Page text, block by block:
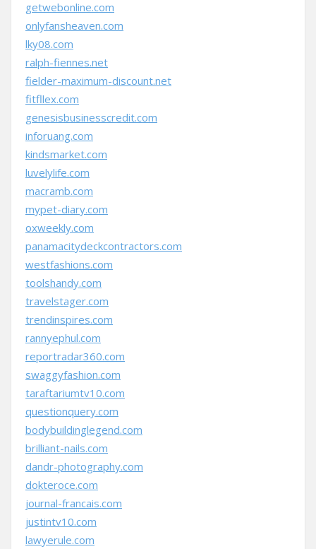
getwebonline.com
onlyfansheaven.com
lky08.com
ralph-fiennes.net
fielder-maximum-discount.net
fitfllex.com
genesisbusinesscredit.com
inforuang.com
kindsmarket.com
luvelylife.com
macramb.com
mypet-diary.com
oxweekly.com
panamacitydeckcontractors.com
westfashions.com
toolshandy.com
travelstager.com
trendinspires.com
rannyephul.com
reportradar360.com
swaggyfashion.com
taraftariumtv10.com
questionquery.com
bodybuildinglegend.com
brilliant-nails.com
dandr-photography.com
dokteroce.com
journal-francais.com
justintv10.com
lawyerule.com